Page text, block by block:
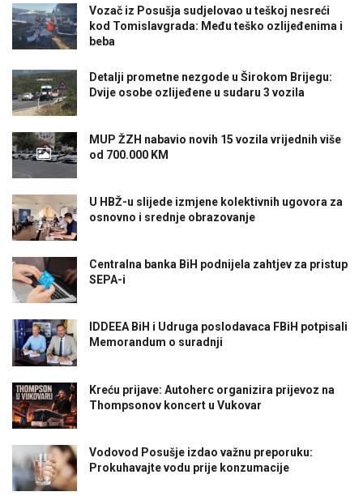
Vozač iz Posušja sudjelovao u teškoj nesreći
kod Tomislavgrada: Među teško ozlijeđenima i
beba
Detalji prometne nezgode u Širokom Brijegu:
Dvije osobe ozlijeđene u sudaru 3 vozila
MUP ŽZH nabavio novih 15 vozila vrijednih više
od 700.000 KM
U HBŽ-u slijede izmjene kolektivnih ugovora za
osnovno i srednje obrazovanje
Centralna banka BiH podnijela zahtjev za pristup
SEPA-i
IDDEEA BiH i Udruga poslodavaca FBiH potpisali
Memorandum o suradnji
Kreću prijave: Autoherc organizira prijevoz na
Thompsonov koncert u Vukovar
Vodovod Posušje izdao važnu preporuku:
Prokuhavajte vodu prije konzumacije